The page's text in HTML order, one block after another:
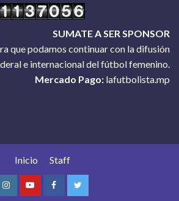
SUMATE A SER SPONSOR
que podamos continuar con la difusión
e internacional del fútbol femenino.
Mercado Pago: lafutbolista.mp
Inicio Staff
InstagramYoutubeFacebookTwitter